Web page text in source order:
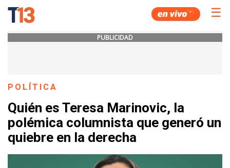
☰
PUBLICIDAD
POLÍTICA
Quién es Teresa Marinovic, la
polémica columnista que generó un
quiebre en la derecha